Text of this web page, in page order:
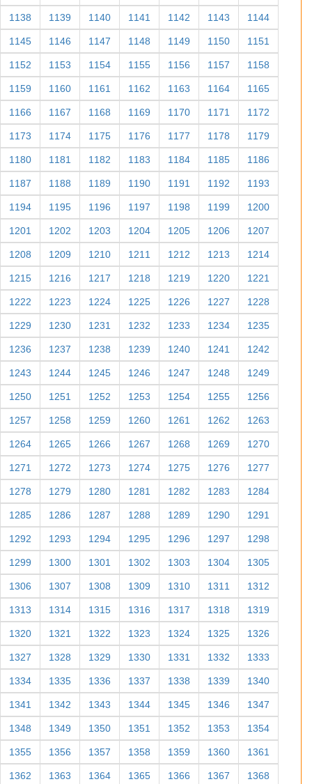
1138 1139 1140 1141 1142 1143 1144
1145 1146 1147 1148 1149 1150 1151
1152 1153 1154 1155 1156 1157 1158
1159 1160 1161 1162 1163 1164 1165
1166 1167 1168 1169 1170 1171 1172
1173 1174 1175 1176 1177 1178 1179
1180 1181 1182 1183 1184 1185 1186
1187 1188 1189 1190 1191 1192 1193
1194 1195 1196 1197 1198 1199 1200
1201 1202 1203 1204 1205 1206 1207
1208 1209 1210 1211 1212 1213 1214
1215 1216 1217 1218 1219 1220 1221
1222 1223 1224 1225 1226 1227 1228
1229 1230 1231 1232 1233 1234 1235
1236 1237 1238 1239 1240 1241 1242
1243 1244 1245 1246 1247 1248 1249
1250 1251 1252 1253 1254 1255 1256
1257 1258 1259 1260 1261 1262 1263
1264 1265 1266 1267 1268 1269 1270
1271 1272 1273 1274 1275 1276 1277
1278 1279 1280 1281 1282 1283 1284
1285 1286 1287 1288 1289 1290 1291
1292 1293 1294 1295 1296 1297 1298
1299 1300 1301 1302 1303 1304 1305
1306 1307 1308 1309 1310 1311 1312
1313 1314 1315 1316 1317 1318 1319
1320 1321 1322 1323 1324 1325 1326
1327 1328 1329 1330 1331 1332 1333
1334 1335 1336 1337 1338 1339 1340
1341 1342 1343 1344 1345 1346 1347
1348 1349 1350 1351 1352 1353 1354
1355 1356 1357 1358 1359 1360 1361
1362 1363 1364 1365 1366 1367 1368